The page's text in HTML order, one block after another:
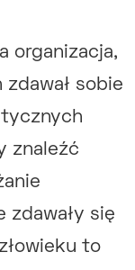
organizacja,
sobie
znaleźć
zdawały się
to